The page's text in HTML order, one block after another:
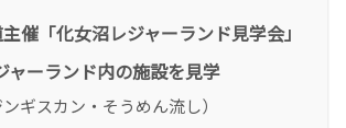
催「化女沼レジャーランド見学会」
ャーランド内の施設を見学
ギスカン・そうめん流し）